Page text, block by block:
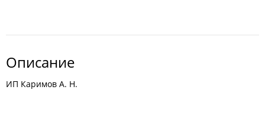
Описание
ИП Каримов А. Н.